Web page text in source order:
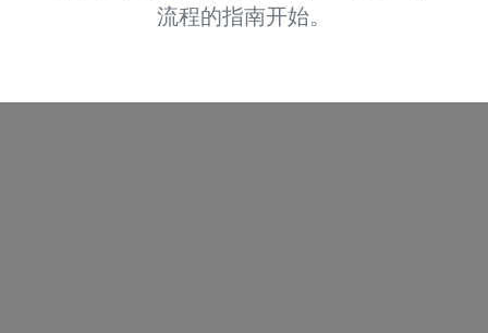
流程的指南开始。